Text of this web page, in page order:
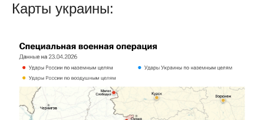
Карты украины: